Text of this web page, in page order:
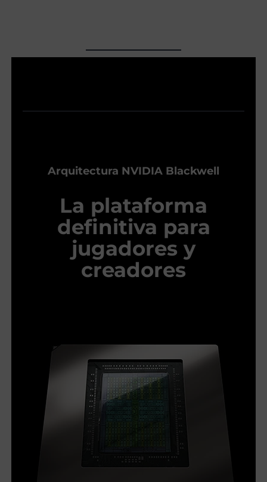
Arquitectura NVIDIA Blackwell
La plataforma
definitiva para
jugadores y
creadores